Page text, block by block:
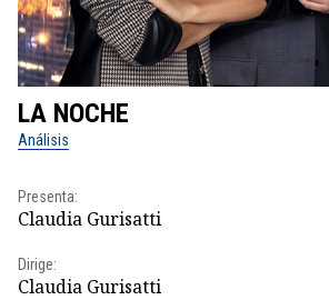
LA NOCHE
Análisis
Presenta:
Claudia Gurisatti
Dirige:
Claudia Gurisatti